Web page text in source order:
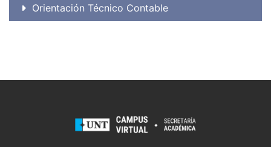
Orientación Técnico Contable